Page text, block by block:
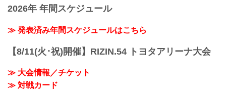
んな熱い気持ちを持った将来のスター選
手候補を大募集！
う方は、出場者募集ページ、募集条件等
リーしよう！
新プロジェクト『RIZIN甲子園』が始動！
RIZINのリングで活躍する選手を発掘する
勝トーナメントを行います。
決勝戦はなんと、2024年大晦日のRIZIN
2026年 年間スケジュール
≫ 発表済み年間スケジュールはこちら
【8/11(火･祝)開催】RIZIN.54 トヨタアリーナ大会
≫ 大会情報／チケット
≫ 対戦カード